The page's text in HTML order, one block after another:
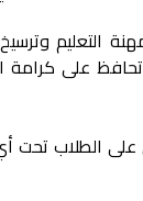
التعليم
تحافظ على كرامة
الطلاب تحت